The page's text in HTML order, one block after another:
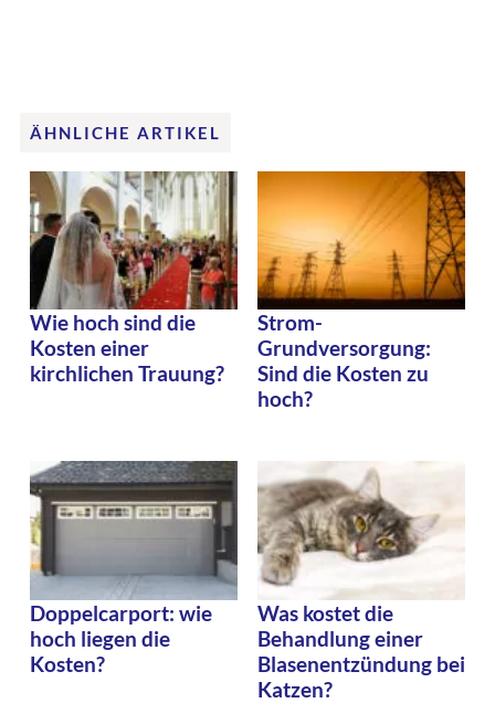
ÄHNLICHE ARTIKEL
Wie hoch sind die
Kosten einer
kirchlichen Trauung?
Strom-
Grundversorgung:
Sind die Kosten zu
hoch?
Doppelcarport: wie
hoch liegen die
Kosten?
Was kostet die
Behandlung einer
Blasenentzündung bei
Katzen?